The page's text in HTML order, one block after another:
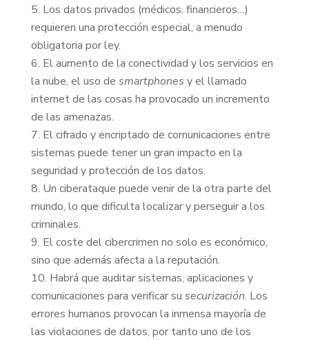
Los datos privados (médicos, financieros…)
requieren una protección especial, a menudo
obligatoria por ley.
El aumento de la conectividad y los servicios en
la nube, el uso de smartphones y el llamado
internet de las cosas ha provocado un incremento
de las amenazas.
El cifrado y encriptado de comunicaciones entre
sistemas puede tener un gran impacto en la
seguridad y protección de los datos.
Un ciberataque puede venir de la otra parte del
mundo, lo que dificulta localizar y perseguir a los
criminales.
El coste del cibercrimen no solo es económico,
sino que además afecta a la reputación.
Habrá que auditar sistemas, aplicaciones y
comunicaciones para verificar su securización. Los
errores humanos provocan la inmensa mayoría de
las violaciones de datos, por tanto uno de los